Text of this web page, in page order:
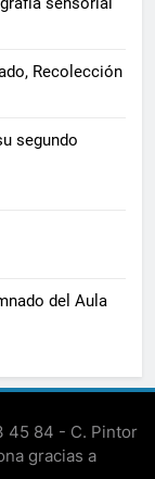
Recolección
segundo
del Aula
45 84 - C. Pintor
gracias a